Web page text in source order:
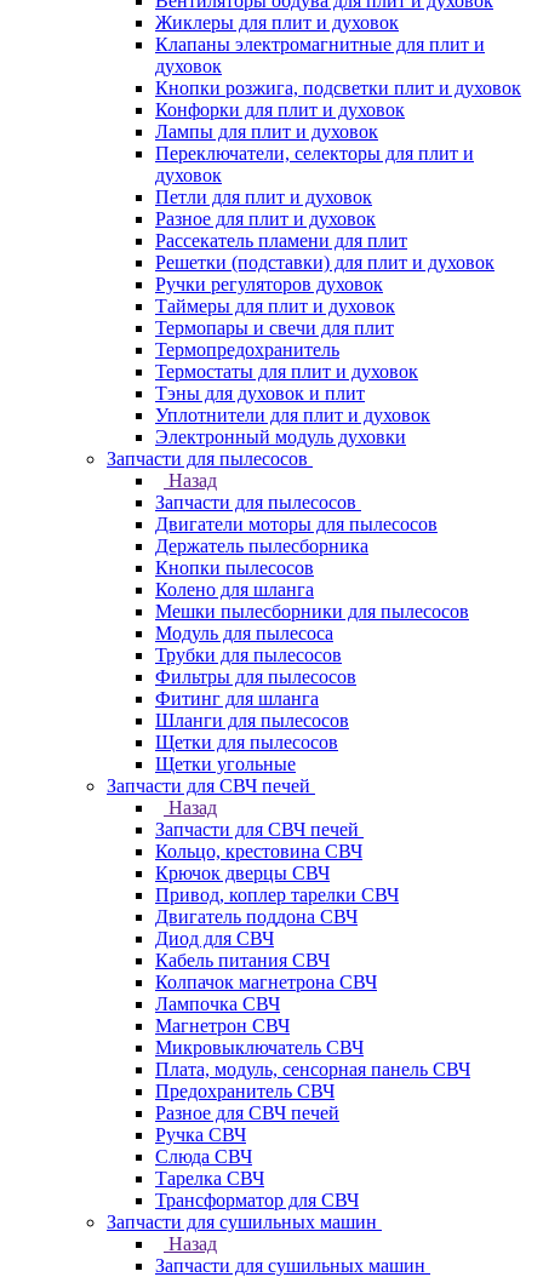
Жиклеры для плит и духовок
Клапаны электромагнитные для плит и
духовок
Кнопки розжига, подсветки плит и духовок
Конфорки для плит и духовок
Лампы для плит и духовок
Переключатели, селекторы для плит и
духовок
Петли для плит и духовок
Разное для плит и духовок
Рассекатель пламени для плит
Решетки (подставки) для плит и духовок
Ручки регуляторов духовок
Таймеры для плит и духовок
Термопары и свечи для плит
Термопредохранитель
Термостаты для плит и духовок
Тэны для духовок и плит
Уплотнители для плит и духовок
Электронный модуль духовки
Запчасти для пылесосов
Назад
Запчасти для пылесосов
Двигатели моторы для пылесосов
Держатель пылесборника
Кнопки пылесосов
Колено для шланга
Мешки пылесборники для пылесосов
Модуль для пылесоса
Трубки для пылесосов
Фильтры для пылесосов
Фитинг для шланга
Шланги для пылесосов
Щетки для пылесосов
Щетки угольные
Запчасти для СВЧ печей
Назад
Запчасти для СВЧ печей
Кольцо, крестовина СВЧ
Крючок дверцы СВЧ
Привод, коплер тарелки СВЧ
Двигатель поддона СВЧ
Диод для СВЧ
Кабель питания СВЧ
Колпачок магнетрона СВЧ
Лампочка СВЧ
Магнетрон СВЧ
Микровыключатель СВЧ
Плата, модуль, сенсорная панель СВЧ
Предохранитель СВЧ
Разное для СВЧ печей
Ручка СВЧ
Слюда СВЧ
Тарелка СВЧ
Трансформатор для СВЧ
Запчасти для сушильных машин
Назад
Запчасти для сушильных машин